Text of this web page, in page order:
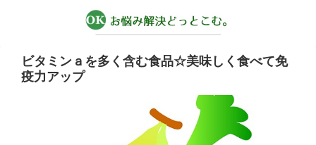
ビタミンａを多く含む食品☆美味しく食べて免
疫力アップ